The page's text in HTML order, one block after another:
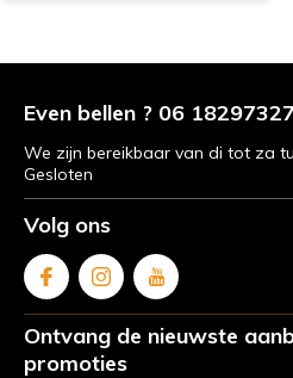
Even bellen ? 06 18297327
We zijn bereikbaar van di tot za
Gesloten
Volg ons
Ontvang de nieuwste
promoties